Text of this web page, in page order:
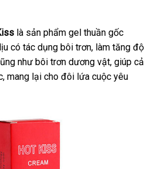
là sản phẩm gel thuần gốc
có tác dụng bôi trơn, làm tăng độ
như bôi trơn dương vật, giúp cả
mang lại cho đôi lứa cuộc yêu